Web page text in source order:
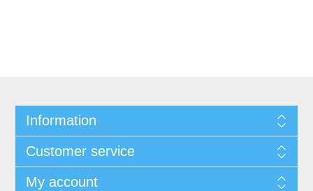
Information
Customer service
My account